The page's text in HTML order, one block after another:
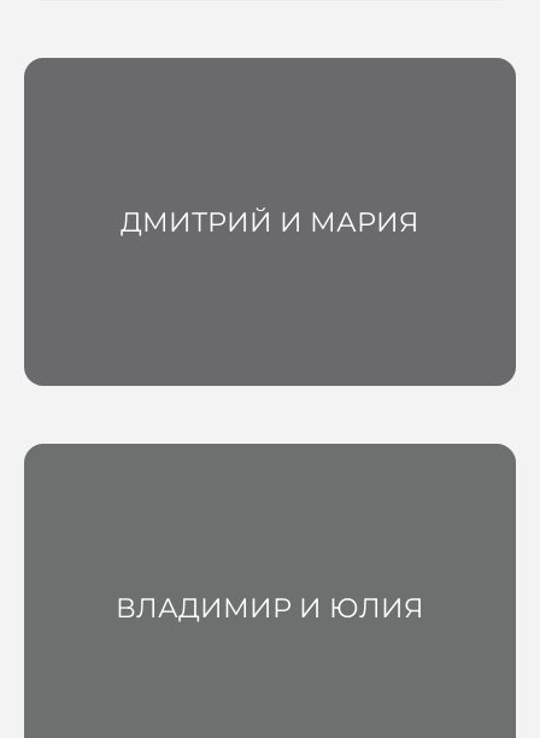
ДМИТРИЙ И МАРИЯ
ВЛАДИМИР И ЮЛИЯ